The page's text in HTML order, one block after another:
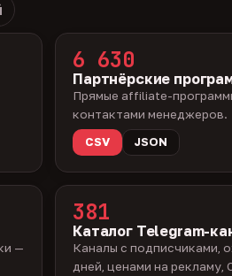
6 630
Партнёрские
Прямые affiliate-
контактами менеджеров.
CSV
JSON
—
381
Каталог Telegram-
Каналы с подписчиками,
дней, ценами на рекламу,